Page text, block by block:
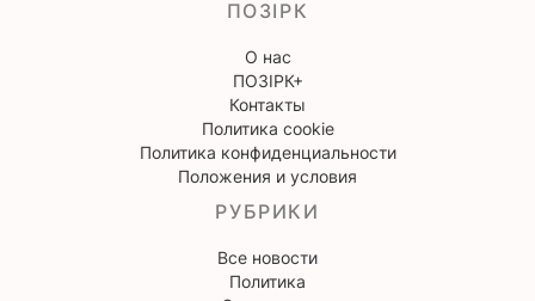
ПОЗІРК
О нас
ПОЗІРК+
Контакты
Политика cookie
Политика конфиденциальности
Положения и условия
РУБРИКИ
Все новости
Политика